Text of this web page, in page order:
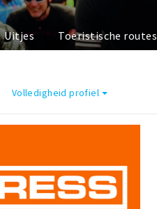
Uitjes Toeristische routes
Volledigheid profiel